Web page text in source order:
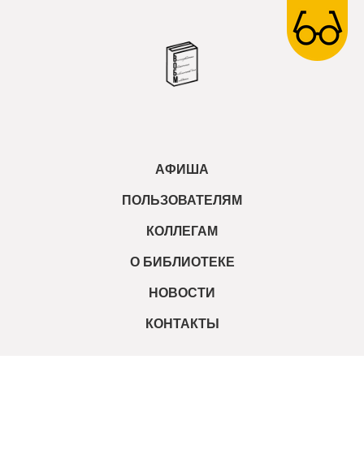
АФИША
ПОЛЬЗОВАТЕЛЯМ
КОЛЛЕГАМ
О БИБЛИОТЕКЕ
НОВОСТИ
КОНТАКТЫ